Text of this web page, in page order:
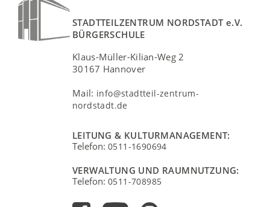
STADTTEILZENTRUM NORDSTADT e.V.
BÜRGERSCHULE
Klaus-Müller-Kilian-Weg 2
30167 Hannover
Mail: info@stadtteil-zentrum-
nordstadt.de
LEITUNG & KULTURMANAGEMENT:
Telefon: 0511-1690694
VERWALTUNG UND RAUMNUTZUNG:
Telefon: 0511-708985